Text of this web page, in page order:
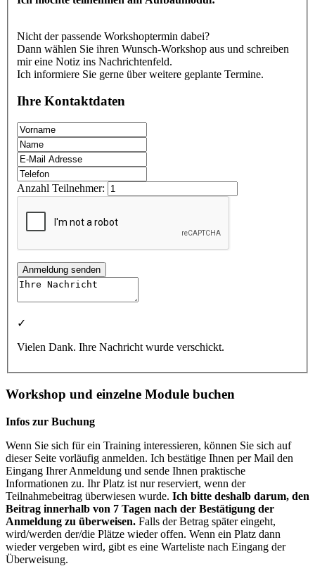
Nicht der passende Workshoptermin dabei?
Dann wählen Sie ihren Wunsch-Workshop aus und schreiben
mir eine Notiz ins Nachrichtenfeld.
Ich informiere Sie gerne über weitere geplante Termine.
Ihre Kontaktdaten
Anzahl Teilnehmer:
Anmeldung senden
✓
Vielen Dank. Ihre Nachricht wurde verschickt.
Workshop und einzelne Module buchen
Infos zur Buchung
Wenn Sie sich für ein Training interessieren, können Sie sich auf
dieser Seite vorläufig anmelden. Ich bestätige Ihnen per Mail den
Eingang Ihrer Anmeldung und sende Ihnen praktische
Informationen zu. Ihr Platz ist nur reserviert, wenn der
Teilnahmebeitrag überwiesen wurde. Ich bitte deshalb darum, den
Beitrag innerhalb von 7 Tagen nach der Bestätigung der
Anmeldung zu überweisen. Falls der Betrag später eingeht,
wird/werden der/die Plätze wieder offen. Wenn ein Platz dann
wieder vergeben wird, gibt es eine Warteliste nach Eingang der
Überweisung.